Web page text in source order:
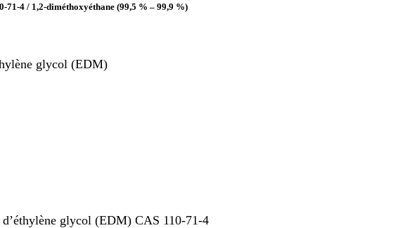
4 / 1,2-diméthoxyéthane (99,5 % – 99,9 %)
glycol (EDM)
glycol (EDM) CAS 110-71-4